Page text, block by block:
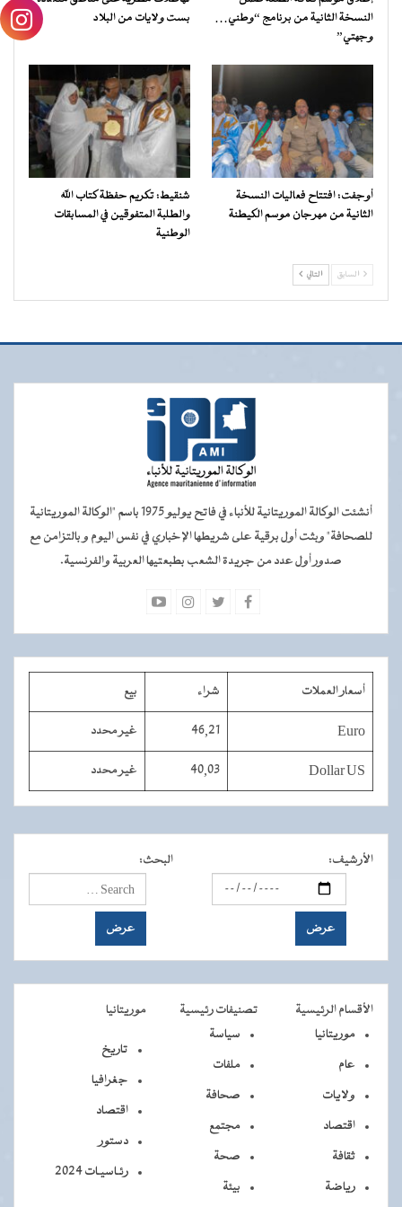
النسخة الثانية من برنامج “وطني…
وجهتي”
بست ولايات من البلاد
أوجفت: افتتاح فعاليات النسخة
الثانية من مهرجان موسم الكيطنة
شنقيط: تكريم حفظة كتاب الله
والطلبة المتفوقين في المسابقات
الوطنية
السابق التالي
أنشئت الوكالة الموريتانية للأنباء في فاتح يوليو 1975 باسم "الوكالة الموريتانية
للصحافة" وبثت أول برقية على شريطها الإخباري في نفس اليوم و بالتزامن مع
صدور أول عدد من جريدة الشعب بطبعتيها العربية والفرنسية.
أسعار العملات شراء بيع
Euro
46,21 غير محدد
Dollar US
40,03 غير محدد
الأرشيف: البحث:
الأقسام الرئيسية تصنيفات رئيسية
موريتانيا
موريتانيا
عام
ولايات
اقتصاد
ثقافة
رياضة
سياسة
ملفات
صحافة
مجتمع
صحة
بيئة
تاريخ
جغرافيا
اقتصاد
دستور
رئـاسيـات 2024